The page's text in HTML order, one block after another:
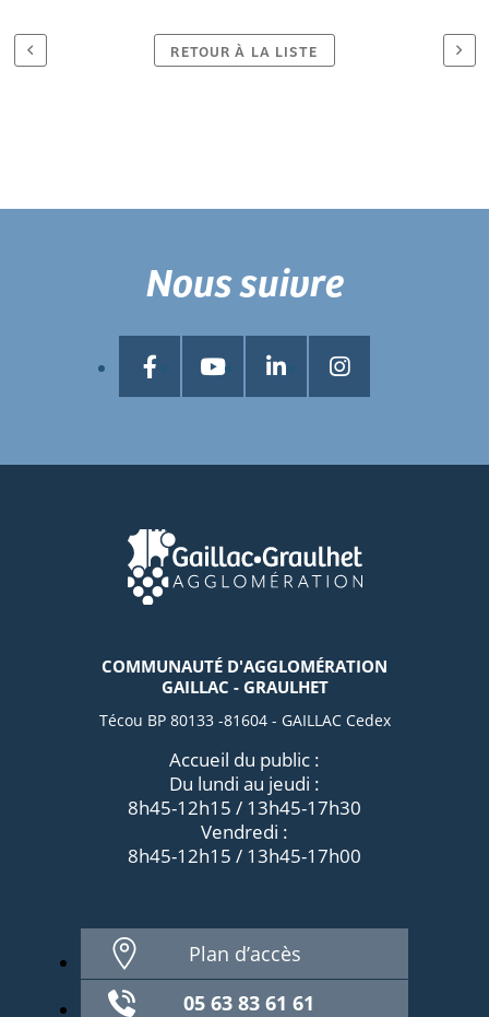
RETOUR À LA LISTE
COMMUNAUTÉ D'AGGLOMÉRATION
GAILLAC - GRAULHET
Técou BP 80133 -81604 - GAILLAC Cedex
Accueil du public :
Du lundi au jeudi :
8h45-12h15 / 13h45-17h30
Vendredi :
8h45-12h15 / 13h45-17h00
Plan d’accès
05 63 83 61 61
Nous suivre